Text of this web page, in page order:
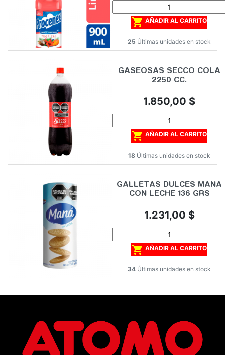
 AÑADIR AL CARRITO
25 Últimas unidades en stock
GASEOSAS SECCO COLA
2250 CC.
Precio
1.850,00 $
 AÑADIR AL CARRITO
18 Últimas unidades en stock
GALLETAS DULCES MANA
CON LECHE 136 GRS
Precio
1.231,00 $
 AÑADIR AL CARRITO
34 Últimas unidades en stock